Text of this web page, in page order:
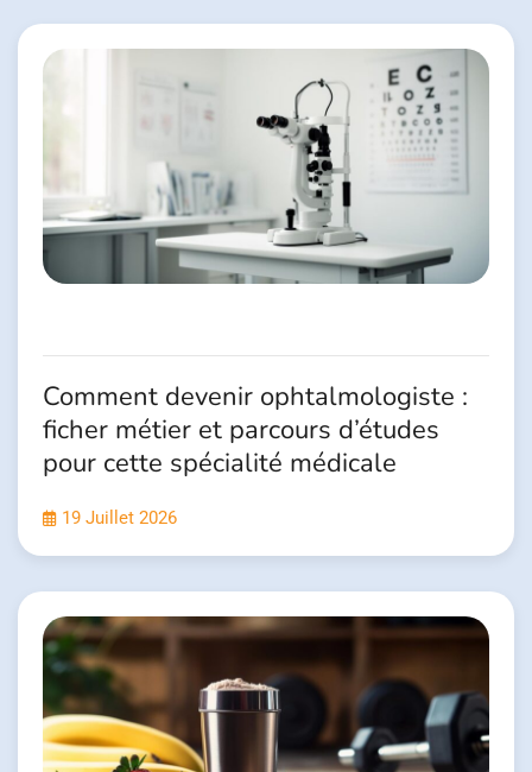
Comment devenir ophtalmologiste :
ficher métier et parcours d’études
pour cette spécialité médicale
19 Juillet 2026